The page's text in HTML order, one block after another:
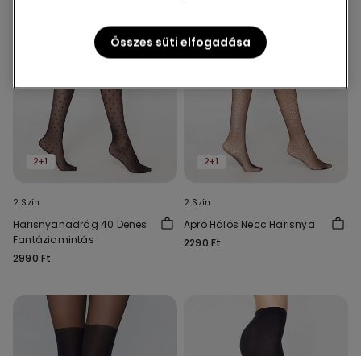
2+1
2 Szín
Harisnyanadrág 40 Denes
Fantáziamintás
2990 Ft
2+1
2 Szín
Apró Hálós Necc Harisnya
2290 Ft
Összes süti elfogadása